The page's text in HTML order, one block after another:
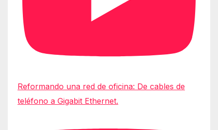
Reformando una red de oficina: De cables de
teléfono a Gigabit Ethernet.